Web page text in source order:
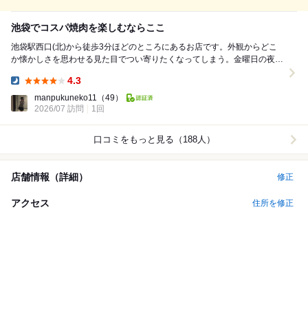
池袋でコスパ焼肉を楽しむならここ
池袋駅西口(北)から徒歩3分ほどのところにあるお店です。外観からどこ
か懐かしさを思わせる見た目でつい寄りたくなってしまう。金曜日の夜に
4.3
manpukuneko11 （49）
2026/07 訪問
1回
口コミをもっと見る（188人）
店舗情報（詳細） 修正
アクセス 住所を修正